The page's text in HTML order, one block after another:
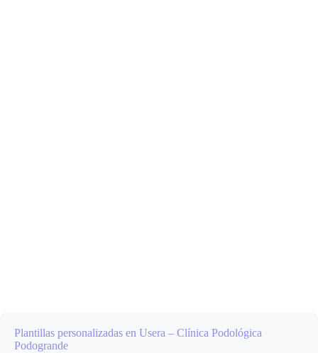
Plantillas personalizadas en Usera – Clínica Podológica
Podogrande